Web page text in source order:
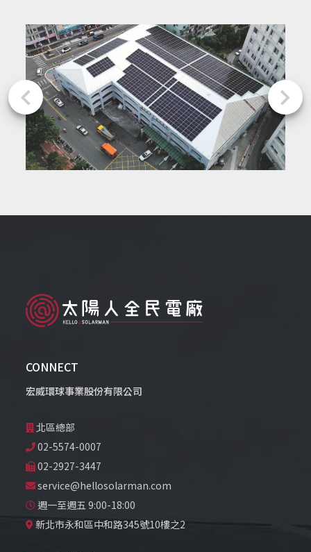
CONNECT
宏威環球事業股份有限公司
北區總部
02-5574-0007
02-2927-3447
service@hellosolarman.com
週一至週五 9:00-18:00
新北市永和區中和路345號10樓之2